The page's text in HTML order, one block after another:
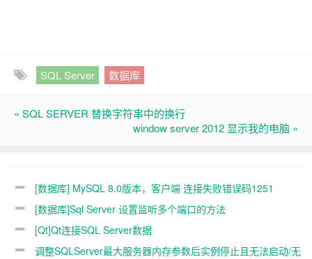
SQL Server 数据库
« SQL SERVER 替换字符串中的换行
window server 2012 显示我的电脑 »
[数据库] MySQL 8.0版本，客户端 连接失败错误码1251
[数据库]Sql Server 设置监听多个端口的方法
[Qt]Qt连接SQL Server数据
调整SQLServer最大服务器内存参数后实例停止且无法启动/无